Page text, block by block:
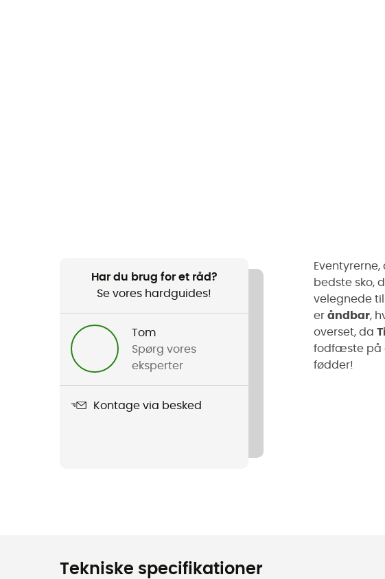
Har du brug for et råd?
Se vores hardguides!
Tom
Spørg vores
eksperter
Kontage via besked
bedste sko,
velegnede
er åndbar,
overset, da
fodfæste på
fødder!
Tekniske specifikationer